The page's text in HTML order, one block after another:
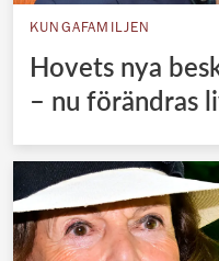
KUNGAFAMILJEN
Hovets nya
– nu förändras